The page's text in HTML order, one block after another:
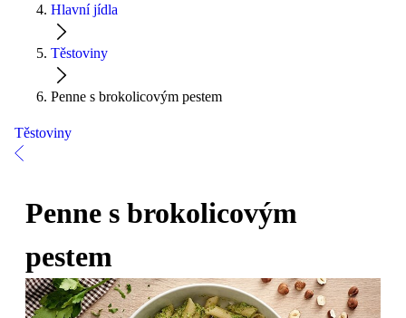
Hlavní jídla
Těstoviny
Penne s brokolicovým pestem
Těstoviny
Penne s brokolicovým
pestem